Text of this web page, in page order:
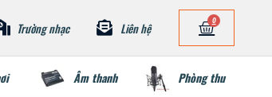
Trường nhạc Liên hệ 0
Âm thanh Phòng thu